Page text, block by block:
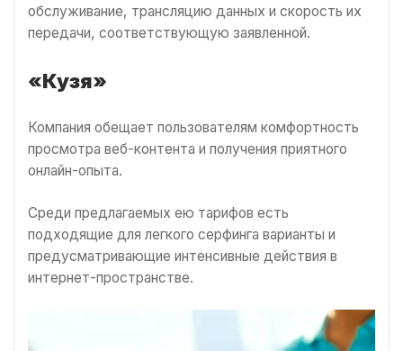
обслуживание, трансляцию данных и скорость их
передачи, соответствующую заявленной.
«Кузя»
Компания обещает пользователям комфортность
просмотра веб-контента и получения приятного
онлайн-опыта.
Среди предлагаемых ею тарифов есть
подходящие для легкого серфинга варианты и
предусматривающие интенсивные действия в
интернет-пространстве.